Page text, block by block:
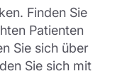
Finden Sie
Patienten
Sie sich über
Sie sich mit